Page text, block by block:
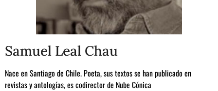
Samuel Leal Chau
Nace en Santiago de Chile. Poeta, sus textos se han publicado en
revistas y antologías, es codirector de Nube Cónica